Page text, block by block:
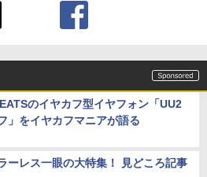
のイヤカフ型イヤフォン「UU2
」をイヤカフマニアが語る
ーレス一眼の大特集！ 見どころ記事